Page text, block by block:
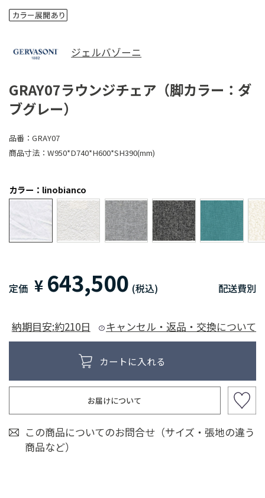
ジェルバゾーニ
GRAY07ラウンジチェア（脚カラー：ダ
ブグレー）
品番： GRAY07
商品寸法： W950*D740*H600*SH390(mm)
カラー：linobianco
定価 ¥ 643,500 (税込) 配送費別
納期目安:約210日 キャンセル・返品・交換について
お届けについて
この商品についてのお問合せ（サイズ・張地の違う
商品など）